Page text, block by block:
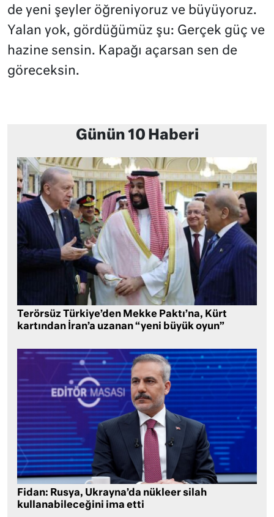
de yeni şeyler öğreniyoruz ve büyüyoruz.
Yalan yok, gördüğümüz şu: Gerçek güç ve
hazine sensin. Kapağı açarsan sen de
göreceksin.
Günün 10 Haberi
Terörsüz Türkiye’den Mekke Paktı’na, Kürt
kartından İran’a uzanan “yeni büyük oyun”
Fidan: Rusya, Ukrayna’da nükleer silah
kullanabileceğini ima etti